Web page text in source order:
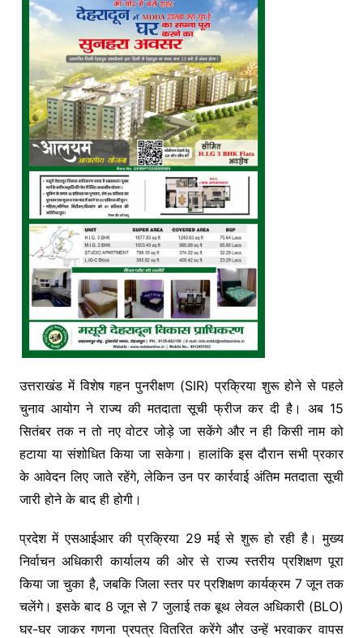
उत्तराखंड में विशेष गहन पुनरीक्षण (SIR) प्रक्रिया शुरू होने से पहले
चुनाव आयोग ने राज्य की मतदाता सूची फ्रीज कर दी है। अब 15
सितंबर तक न तो नए वोटर जोड़े जा सकेंगे और न ही किसी नाम को
हटाया या संशोधित किया जा सकेगा। हालांकि इस दौरान सभी प्रकार
के आवेदन लिए जाते रहेंगे, लेकिन उन पर कार्रवाई अंतिम मतदाता सूची
जारी होने के बाद ही होगी।
प्रदेश में एसआईआर की प्रक्रिया 29 मई से शुरू हो रही है। मुख्य
निर्वाचन अधिकारी कार्यालय की ओर से राज्य स्तरीय प्रशिक्षण पूरा
किया जा चुका है, जबकि जिला स्तर पर प्रशिक्षण कार्यक्रम 7 जून तक
चलेंगे। इसके बाद 8 जून से 7 जुलाई तक बूथ लेवल अधिकारी (BLO)
घर-घर जाकर गणना प्रपत्र वितरित करेंगे और उन्हें भरवाकर वापस